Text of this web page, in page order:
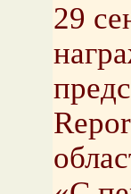
29